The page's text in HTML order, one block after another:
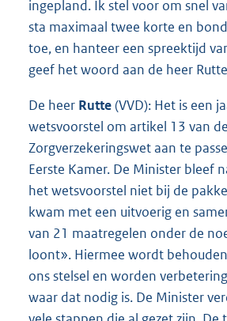
ingepland. Ik stel voor om snel
sta maximaal twee korte en
toe, en hanteer een spreektijd
geef het woord aan de heer
De heer Rutte(VVD): Het is een
wetsvoorstel om artikel 13 van de
Zorgverzekeringswet aan te
Eerste Kamer. De Minister bleef
het wetsvoorstel niet bij de
kwam met een uitvoerig en
van 21 maatregelen onder de
loont». Hiermee wordt
ons stelsel en worden
waar dat nodig is. De Minister